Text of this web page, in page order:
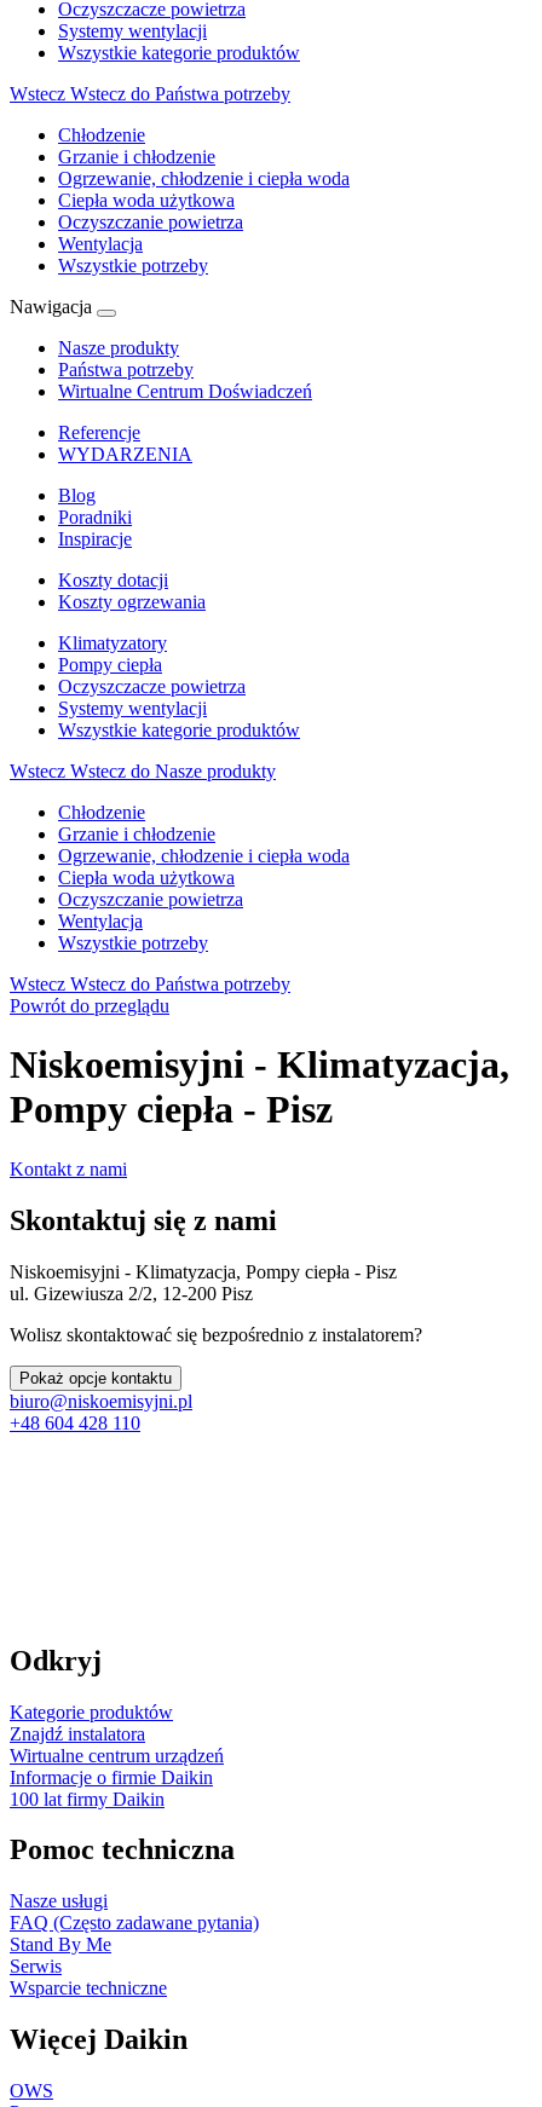
Oczyszczacze powietrza
Systemy wentylacji
Wszystkie kategorie produktów
Wstecz Wstecz do Państwa potrzeby
Chłodzenie
Grzanie i chłodzenie
Ogrzewanie, chłodzenie i ciepła woda
Ciepła woda użytkowa
Oczyszczanie powietrza
Wentylacja
Wszystkie potrzeby
Nawigacja
Nasze produkty
Państwa potrzeby
Wirtualne Centrum Doświadczeń
Referencje
WYDARZENIA
Blog
Poradniki
Inspiracje
Koszty dotacji
Koszty ogrzewania
Klimatyzatory
Pompy ciepła
Oczyszczacze powietrza
Systemy wentylacji
Wszystkie kategorie produktów
Wstecz Wstecz do Nasze produkty
Chłodzenie
Grzanie i chłodzenie
Ogrzewanie, chłodzenie i ciepła woda
Ciepła woda użytkowa
Oczyszczanie powietrza
Wentylacja
Wszystkie potrzeby
Wstecz Wstecz do Państwa potrzeby
Powrót do przeglądu
Niskoemisyjni - Klimatyzacja,
Pompy ciepła - Pisz
Kontakt z nami
Skontaktuj się z nami
Niskoemisyjni - Klimatyzacja, Pompy ciepła - Pisz
ul. Gizewiusza 2/2, 12-200 Pisz
Wolisz skontaktować się bezpośrednio z instalatorem?
Pokaż opcje kontaktu
biuro@niskoemisyjni.pl
+48 604 428 110
Odkryj
Kategorie produktów
Znajdź instalatora
Wirtualne centrum urządzeń
Informacje o firmie Daikin
100 lat firmy Daikin
Pomoc techniczna
Nasze usługi
FAQ (Często zadawane pytania)
Stand By Me
Serwis
Wsparcie techniczne
Więcej Daikin
OWS